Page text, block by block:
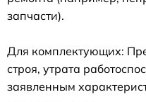
запчасти).
Для комплектующих:
строя, утрата
заявленным